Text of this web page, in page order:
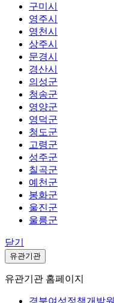
구미시
영주시
영천시
상주시
문경시
경산시
의성군
청송군
영양군
영덕군
청도군
고령군
성주군
칠곡군
예천군
봉화군
울진군
울릉군
닫기
유관기관
유관기관 홈페이지
경북여성정책개발원